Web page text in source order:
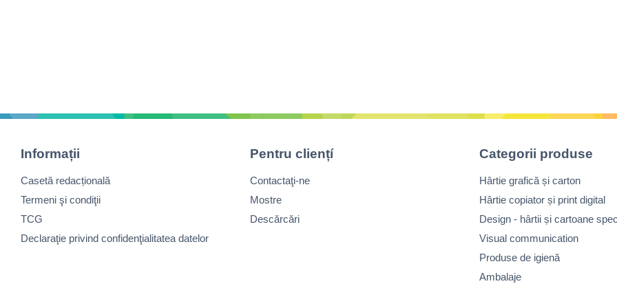
Informații
Casetă redacțională
Termeni şi condiţii
TCG
Declaraţie privind confidenţialitatea datelor
Pentru cliențí
Contactaţi-ne
Mostre
Descărcări
Categorii produse
Hârtie grafică și carton
Hârtie copiator și print digital
Design - hârtii și cartoane
Visual communication
Produse de igienă
Ambalaje